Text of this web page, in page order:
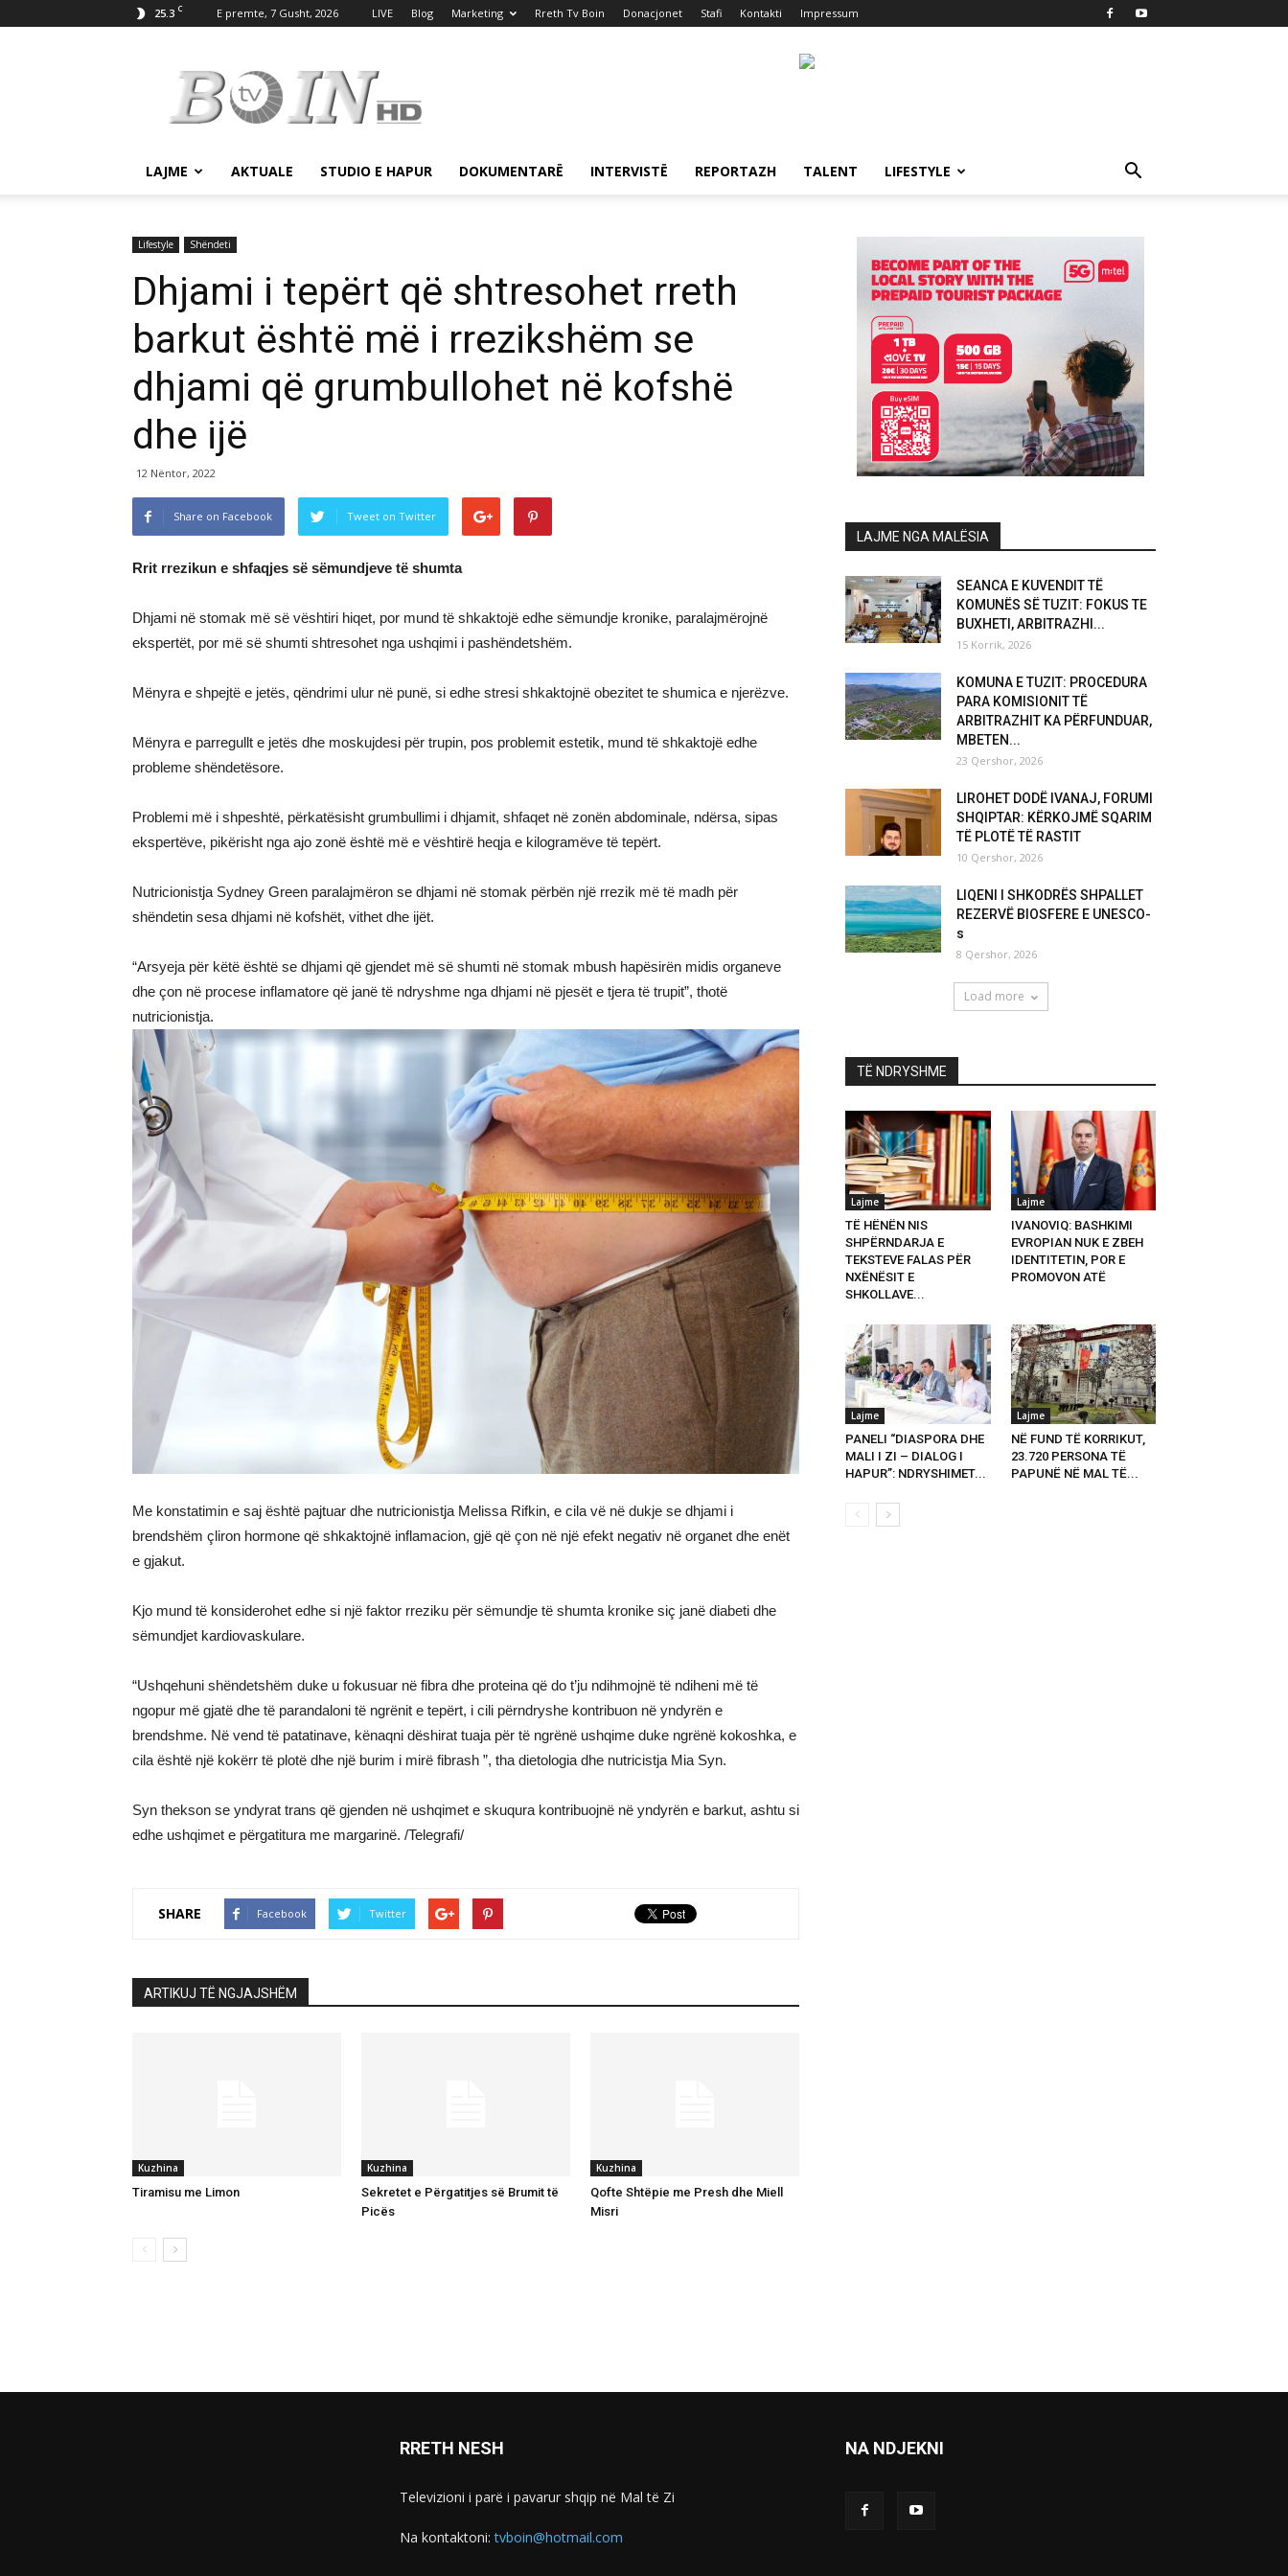
25.3 C E premte, 7 Gusht, 2026 LIVE Blog Marketing Rreth Tv Boin Donacjonet Stafi Kontakti Impressum
Boin
LAJME AKTUALE STUDIO E HAPUR DOKUMENTARË INTERVISTË REPORTAZH TALENT LIFESTYLE
Lifestyle Shëndeti
Dhjami i tepërt që shtresohet rreth
barkut është më i rrezikshëm se
dhjami që grumbullohet në kofshë
dhe ijë
12 Nëntor, 2022
Share on Facebook Tweet on Twitter
Rrit rrezikun e shfaqjes së sëmundjeve të shumta
Dhjami në stomak më së vështiri hiqet, por mund të shkaktojë edhe sëmundje kronike, paralajmërojnë
ekspertët, por më së shumti shtresohet nga ushqimi i pashëndetshëm.
Mënyra e shpejtë e jetës, qëndrimi ulur në punë, si edhe stresi shkaktojnë obezitet te shumica e njerëzve.
Mënyra e parregullt e jetës dhe moskujdesi për trupin, pos problemit estetik, mund të shkaktojë edhe
probleme shëndetësore.
Problemi më i shpeshtë, përkatësisht grumbullimi i dhjamit, shfaqet në zonën abdominale, ndërsa, sipas
ekspertëve, pikërisht nga ajo zonë është më e vështirë heqja e kilogramëve të tepërt.
Nutricionistja Sydney Green paralajmëron se dhjami në stomak përbën një rrezik më të madh për
shëndetin sesa dhjami në kofshët, vithet dhe ijët.
“Arsyeja për këtë është se dhjami që gjendet më së shumti në stomak mbush hapësirën midis organeve
dhe çon në procese inflamatore që janë të ndryshme nga dhjami në pjesët e tjera të trupit”, thotë
nutricionistja.
Me konstatimin e saj është pajtuar dhe nutricionistja Melissa Rifkin, e cila vë në dukje se dhjami i
brendshëm çliron hormone që shkaktojnë inflamacion, gjë që çon në një efekt negativ në organet dhe enët
e gjakut.
Kjo mund të konsiderohet edhe si një faktor rreziku për sëmundje të shumta kronike siç janë diabeti dhe
sëmundjet kardiovaskulare.
“Ushqehuni shëndetshëm duke u fokusuar në fibra dhe proteina që do t’ju ndihmojnë të ndiheni më të
ngopur më gjatë dhe të parandaloni të ngrënit e tepërt, i cili përndryshe kontribuon në yndyrën e
brendshme. Në vend të patatinave, kënaqni dëshirat tuaja për të ngrënë ushqime duke ngrënë kokoshka, e
cila është një kokërr të plotë dhe një burim i mirë fibrash ”, tha dietologia dhe nutricistja Mia Syn.
Syn thekson se yndyrat trans që gjenden në ushqimet e skuqura kontribuojnë në yndyrën e barkut, ashtu si
edhe ushqimet e përgatitura me margarinë. /Telegrafi/
SHARE Facebook Twitter
ARTIKUJ TË NGJAJSHËM
Kuzhina
Tiramisu me Limon
Kuzhina
Sekretet e Përgatitjes së Brumit të
Picës
Kuzhina
Qofte Shtëpie me Presh dhe Miell
Misri
LAJME NGA MALËSIA
SEANCA E KUVENDIT TË
KOMUNËS SË TUZIT: FOKUS TE
BUXHETI, ARBITRAZHI...
15 Korrik, 2026
KOMUNA E TUZIT: PROCEDURA
PARA KOMISIONIT TË
ARBITRAZHIT KA PËRFUNDUAR,
MBETEN...
23 Qershor, 2026
LIROHET DODË IVANAJ, FORUMI
SHQIPTAR: KËRKOJMË SQARIM
TË PLOTË TË RASTIT
10 Qershor, 2026
LIQENI I SHKODRËS SHPALLET
REZERVË BIOSFERE E UNESCO-
s
8 Qershor, 2026
Load more
TË NDRYSHME
Lajme
TË HËNËN NIS
SHPËRNDARJA E
TEKSTEVE FALAS PËR
NXËNËSIT E
SHKOLLAVE...
Lajme
IVANOVIQ: BASHKIMI
EVROPIAN NUK E ZBEH
IDENTITETIN, POR E
PROMOVON ATË
Lajme
PANELI “DIASPORA DHE
MALI I ZI – DIALOG I
HAPUR”: NDRYSHIMET...
Lajme
NË FUND TË KORRIKUT,
23.720 PERSONA TË
PAPUNË NË MAL TË...
RRETH NESH
Televizioni i parë i pavarur shqip në Mal të Zi
Na kontaktoni:tvboin@hotmail.com
NA NDJEKNI